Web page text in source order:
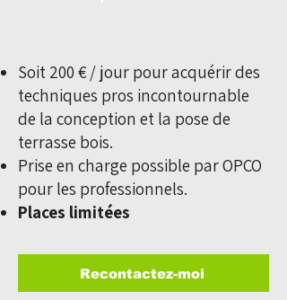
Soit 200 € / jour pour acquérir des
techniques pros incontournable
de la conception et la pose de
terrasse bois.
Prise en charge possible par OPCO
pour les professionnels.
Places limitées
Recontactez-moi